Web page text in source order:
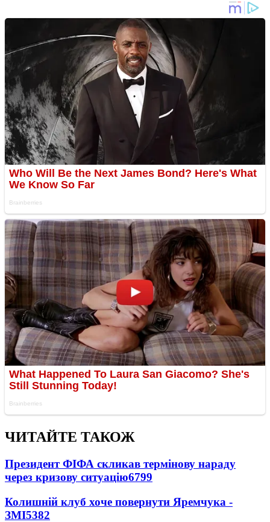
ЧИТАЙТЕ ТАКОЖ
Президент ФІФА скликав термінову нараду
через кризову ситуацію6799
Колишній клуб хоче повернути Яремчука -
ЗМІ5382